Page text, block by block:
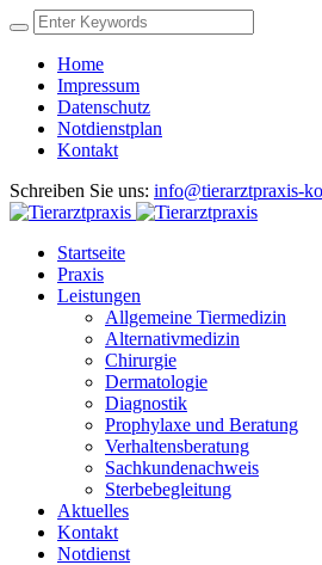
Home
Impressum
Datenschutz
Notdienstplan
Kontakt
Schreiben Sie uns: info@tierarztpraxis-
Startseite
Praxis
Leistungen
Allgemeine Tiermedizin
Alternativmedizin
Chirurgie
Dermatologie
Diagnostik
Prophylaxe und Beratung
Verhaltensberatung
Sachkundenachweis
Sterbebegleitung
Aktuelles
Kontakt
Notdienst